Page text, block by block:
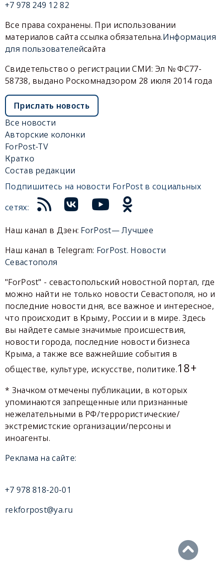
+7 978 249 12 82
Все права сохранены. При использовании
материалов сайта ссылка обязательна.Информация
для пользователейсайта
Свидетельство о регистрации СМИ: Эл № ФС77-
58738, выдано Роскомнадзором 28 июля 2014 года
Прислать новость
Все новости
Авторские колонки
ForPost-TV
Кратко
Состав редакции
Подпишитесь на новости ForPost в социальных
сетях:
Наш канал в Дзен: ForPost— Лучшее
Наш канал в Telegram: ForPost. Новости
Севастополя
"ForPost" - севастопольский новостной портал, где
можно найти не только новости Севастополя, но и
последние новости дня, все важное и интересное,
что происходит в Крыму, России и в мире. Здесь
вы найдете самые значимые происшествия,
новости города, последние новости бизнеса
Крыма, а также все важнейшие события в
обществе, культуре, искусстве, политике.18+
* Значком отмечены публикации, в которых
упоминаются запрещенные или признанные
нежелательными в РФ/террористические/
экстремистские организации/персоны и
иноагенты.
Реклама на сайте:
+7 978 818-20-01
rekforpost@ya.ru